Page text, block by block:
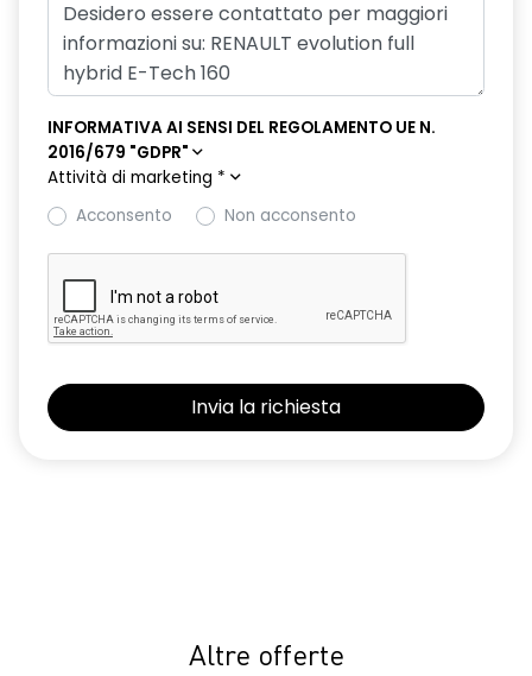
INFORMATIVA AI SENSI DEL REGOLAMENTO UE N.
2016/679 "GDPR"
Attività di marketing *
Acconsento
Non acconsento
Altre offerte